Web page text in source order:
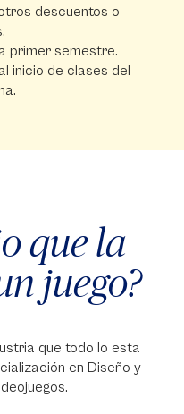
descuentos o
primer semestre.
inicio de clases del
que la
juego?
que todo lo esta
en Diseño y